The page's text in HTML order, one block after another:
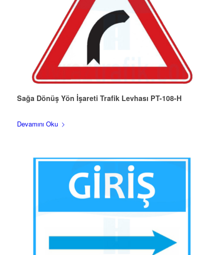
Sağa Dönüş Yön İşareti Trafik Levhası PT-108-H
Devamını Oku